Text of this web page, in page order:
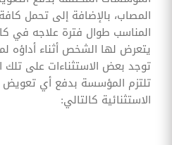
المصاب، بالإضافة إلى تحمل
المناسب طوال فترة علاجه في
يتعرض لها الشخص أثناء أداؤه
توجد بعض الاستثناءات على تلك
تلتزم المؤسسة بدفع أي
الاستثنائية كالتالي: